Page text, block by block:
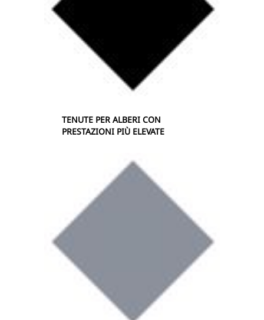
TENUTE PER ALBERI CON
PRESTAZIONI PIÙ ELEVATE